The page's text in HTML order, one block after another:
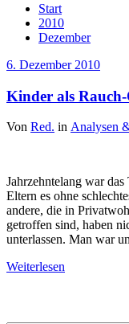
Start
2010
Dezember
6. Dezember 2010
Kinder als
Von Red. in Analysen
Jahrzehntelang war
Eltern es ohne
andere, die in
getroffen sind, haben
unterlassen. Man war
Weiterlesen